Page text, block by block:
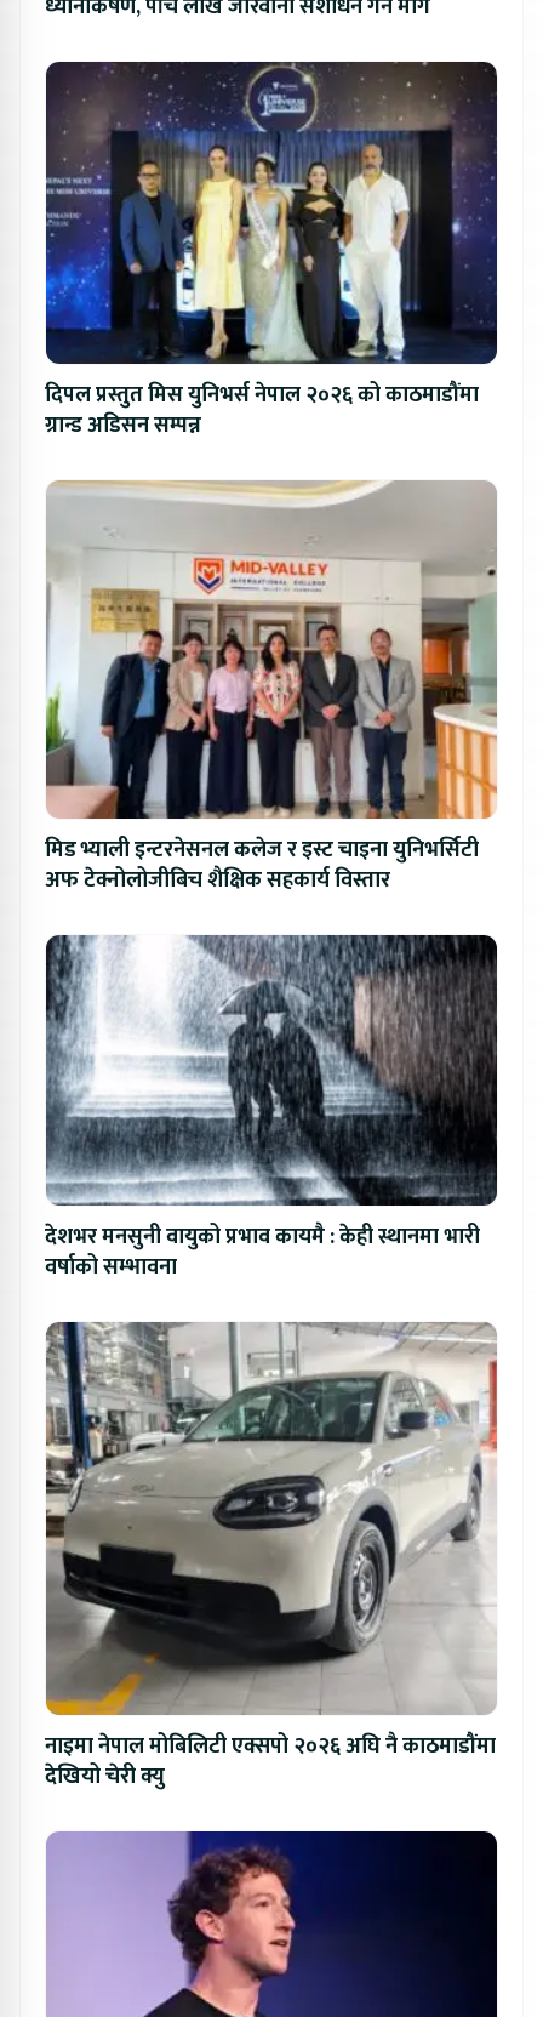
दिपल प्रस्तुत मिस युनिभर्स नेपाल २०२६ को काठमाडौंमा
ग्रान्ड अडिसन सम्पन्न
मिड भ्याली इन्टरनेसनल कलेज र इस्ट चाइना युनिभर्सिटी
अफ टेक्नोलोजीबिच शैक्षिक सहकार्य विस्तार
देशभर मनसुनी वायुको प्रभाव कायमै : केही स्थानमा भारी
वर्षाको सम्भावना
नाइमा नेपाल मोबिलिटी एक्सपो २०२६ अघि नै काठमाडौंमा
देखियो चेरी क्यु